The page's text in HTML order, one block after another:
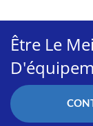
Être Le